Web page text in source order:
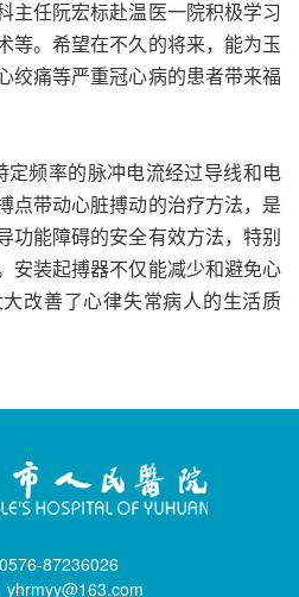
主任阮宏标赴温医一院积极学习
等。希望在不久的将来，能为玉
绞痛等严重冠心病的患者带来福
定频率的脉冲电流经过导线和电
点带动心脏搏动的治疗方法，是
功能障碍的安全有效方法，特别
安装起搏器不仅能减少和避免心
改善了心律失常病人的生活质
87236026
yhrmyy@163.com